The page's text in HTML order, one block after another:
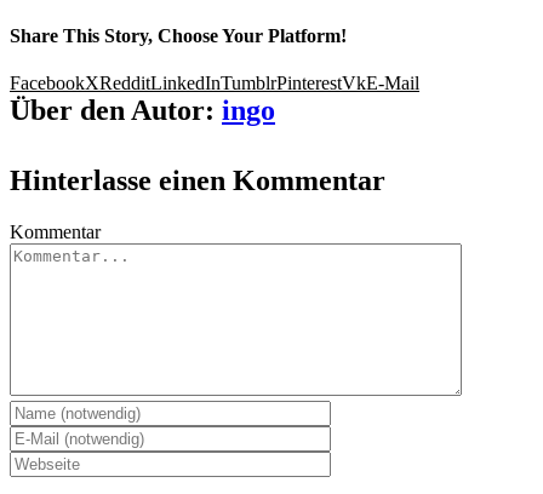
Share This Story, Choose Your Platform!
FacebookXRedditLinkedInTumblrPinterestVkE-Mail
Über den Autor: ingo
Hinterlasse einen Kommentar
Kommentar